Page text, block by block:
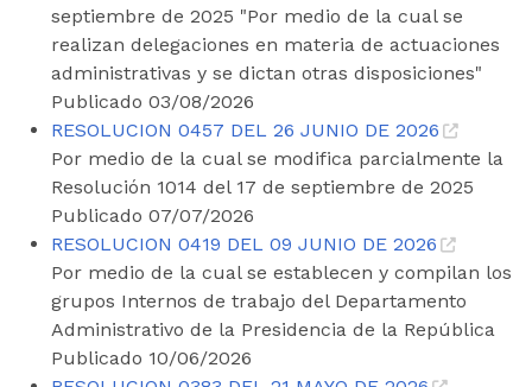
septiembre de 2025 "Por medio de la cual se
realizan delegaciones en materia de actuaciones
administrativas y se dictan otras disposiciones"
Publicado 03/08/2026
RESOLUCION 0457 DEL 26 JUNIO DE 2026
Por medio de la cual se modifica parcialmente la
Resolución 1014 del 17 de septiembre de 2025
Publicado 07/07/2026
RESOLUCION 0419 DEL 09 JUNIO DE 2026
Por medio de la cual se establecen y compilan los
grupos Internos de trabajo del Departamento
Administrativo de la Presidencia de la República
Publicado 10/06/2026